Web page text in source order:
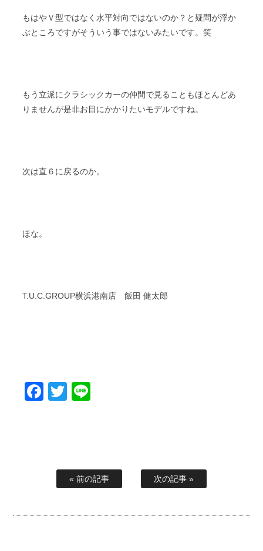
もはやＶ型ではなく水平対向ではないのか？と疑問が浮か
ぶところですがそういう事ではないみたいです。笑
もう立派にクラシックカーの仲間で見ることもほとんどあ
りませんが是非お目にかかりたいモデルですね。
次は直６に戻るのか。
ほな。
T.U.C.GROUP横浜港南店 飯田 健太郎
Facebook
Twitter
« 前の記事 次の記事 »